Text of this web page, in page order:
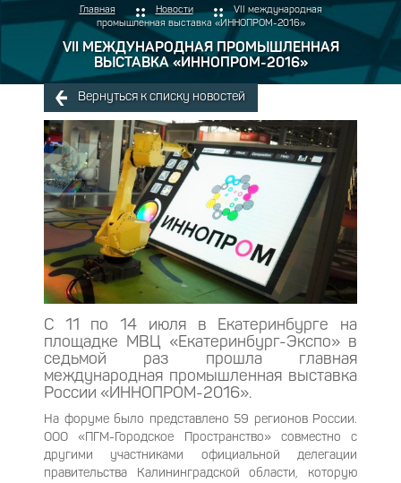
Главная Новости
VII международная
промышленная выставка «ИННОПРОМ-2016»
VII МЕЖДУНАРОДНАЯ ПРОМЫШЛЕННАЯ
ВЫСТАВКА «ИННОПРОМ-2016»
Вернуться к списку новостей
С 11 по 14 июля в Екатеринбурге на
площадке МВЦ «Екатеринбург-Экспо» в
седьмой раз прошла главная
международная промышленная выставка
России «ИННОПРОМ-2016».
На форуме было представлено 59 регионов России.
ООО «ПГМ-Городское Пространство» совместно с
другими участниками официальной делегации
правительства Калининградской области, которую